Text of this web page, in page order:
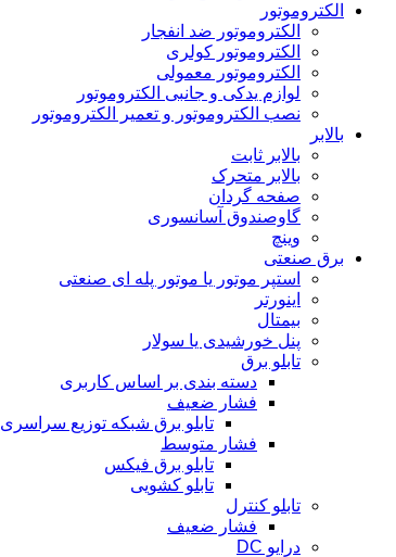
الکتروموتور
الکتروموتور ضد انفجار
الکتروموتور کولری
الکتروموتور معمولی
لوازم یدکی و جانبی الکتروموتور
نصب الکتروموتور و تعمیر الکتروموتور
بالابر
بالابر ثابت
بالابر متحرک
صفحه گردان
گاوصندوق آسانسوری
وینچ
برق صنعتی
استپر موتور یا موتور پله ای صنعتی
اینورتر
بیمتال
پنل خورشیدی یا سولار
تابلو برق
دسته بندی بر اساس کاربری
فشار ضعیف
تابلو برق شبکه توزیع سراسری
فشار متوسط
تابلو برق فیکس
تابلو کشویی
تابلو کنترل
فشار ضعیف
درایو DC